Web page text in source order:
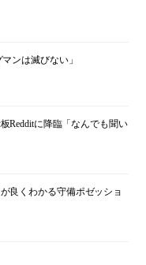
ンは滅びない」
Redditに降臨「なんでも聞い
良くわかる守備ポゼッショ